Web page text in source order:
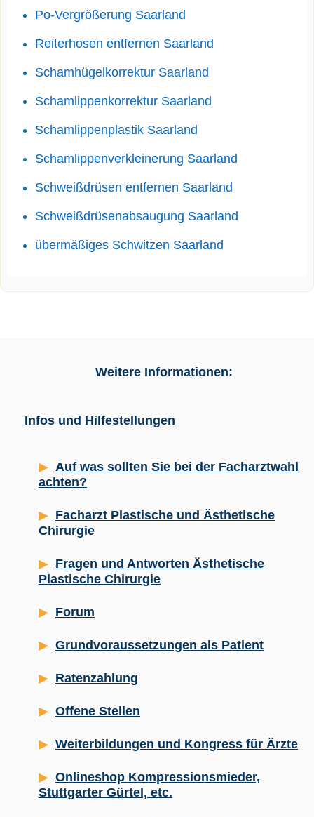
Po-Vergrößerung Saarland
Reiterhosen entfernen Saarland
Schamhügelkorrektur Saarland
Schamlippenkorrektur Saarland
Schamlippenplastik Saarland
Schamlippenverkleinerung Saarland
Schweißdrüsen entfernen Saarland
Schweißdrüsenabsaugung Saarland
übermäßiges Schwitzen Saarland
Weitere Informationen:
Infos und Hilfestellungen
Auf was sollten Sie bei der Facharztwahl
achten?
Facharzt Plastische und Ästhetische
Chirurgie
Fragen und Antworten Ästhetische
Plastische Chirurgie
Forum
Grundvoraussetzungen als Patient
Ratenzahlung
Offene Stellen
Weiterbildungen und Kongress für Ärzte
Onlineshop Kompressionsmieder,
Stuttgarter Gürtel, etc.